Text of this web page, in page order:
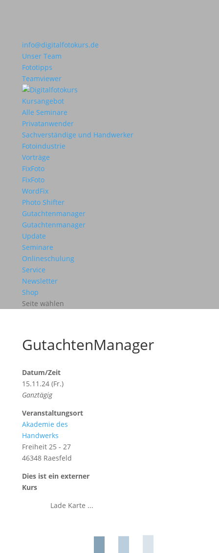
info@digitalfotokurs.de
Unser Team
Fototipps
Teamviewer
Kursangebot
Alle Seminare
Privatanwender
Sachverständige und Handwerker
Fotoindustrie
Vorträge
FixFoto
FixFoto
WordFix
Photo Shifter
Gutachtenmanager
Gutachtenmanager
Update
Seminare
Onlineschulung
Service
Newsletter
Shop
Seite wählen
GutachtenManager
Datum/Zeit
15.11.24 (Fr.)
Ganztägig
Veranstaltungsort
Akademie des
Handwerks
Freiheit 25 - 27
46348 Raesfeld
Dies ist ein externer
Kurs
Lade Karte ...